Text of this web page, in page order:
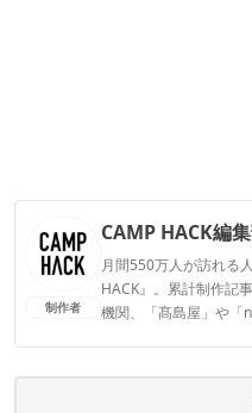
制作者
CAMP HACK編
月間550万人が訪れる
HACK』。累計制作記
機関、「髙島屋」や「
CAMP HACK編集部